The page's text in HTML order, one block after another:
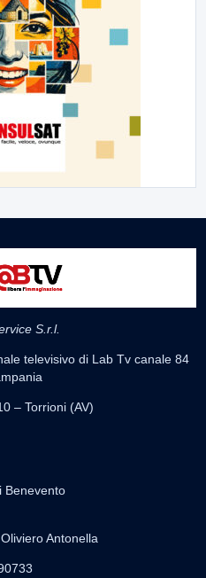
S.r.l.
televisivo di Lab Tv canale 84
– Torrioni (AV)
Benevento
Antonella